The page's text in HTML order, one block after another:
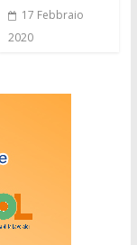
17 Febbraio
2020